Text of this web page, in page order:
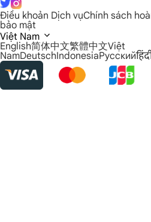
Điều khoản Dịch vụChính sách
bảo mật
Việt Nam
English简体中文繁體中文Việt
NamDeutschIndonesiaРусский